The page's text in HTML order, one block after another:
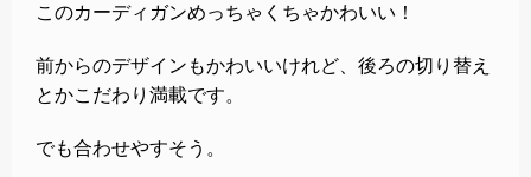
このカーディガンめっちゃくちゃかわいい！
前からのデザインもかわいいけれど、後ろの切り替え
とかこだわり満載です。
でも合わせやすそう。